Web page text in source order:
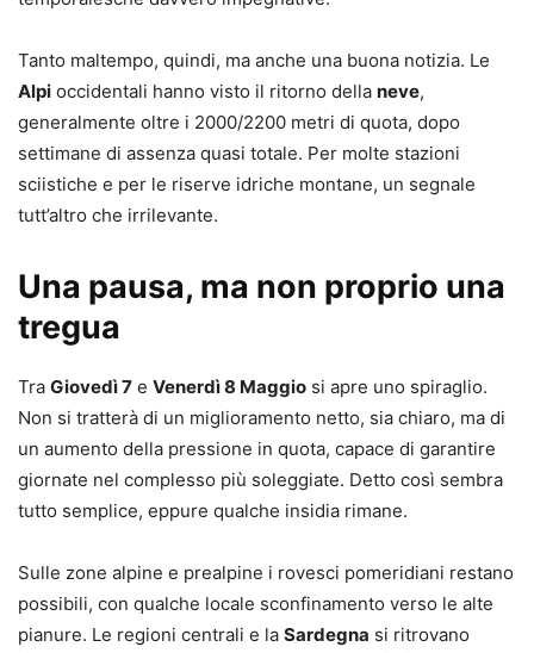
Tanto maltempo, quindi, ma anche una buona notizia. Le
Alpi occidentali hanno visto il ritorno della neve,
generalmente oltre i 2000/2200 metri di quota, dopo
settimane di assenza quasi totale. Per molte stazioni
sciistiche e per le riserve idriche montane, un segnale
tutt’altro che irrilevante.
Una pausa, ma non proprio una
tregua
Tra Giovedì 7 e Venerdì 8 Maggio si apre uno spiraglio.
Non si tratterà di un miglioramento netto, sia chiaro, ma di
un aumento della pressione in quota, capace di garantire
giornate nel complesso più soleggiate. Detto così sembra
tutto semplice, eppure qualche insidia rimane.
Sulle zone alpine e prealpine i rovesci pomeridiani restano
possibili, con qualche locale sconfinamento verso le alte
pianure. Le regioni centrali e la Sardegna si ritrovano